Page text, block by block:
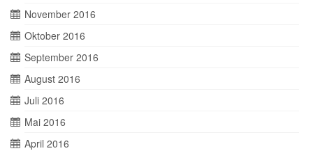
November 2016
Oktober 2016
September 2016
August 2016
Juli 2016
Mai 2016
April 2016